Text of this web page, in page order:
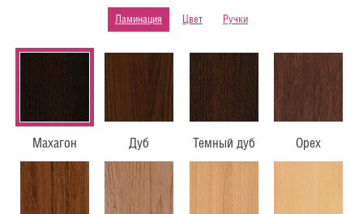
Ламинация Цвет Ручки
Махагон Дуб Темный дуб Орех